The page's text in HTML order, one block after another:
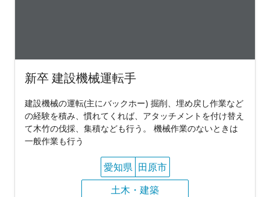
新卒 建設機械運転手
建設機械の運転(主にバックホー) 掘削、埋め戻し作業など
の経験を積み、慣れてくれば、アタッチメントを付け替え
て木竹の伐採、集積なども行う。 機械作業のないときは
一般作業も行う
愛知県 田原市
土木・建築